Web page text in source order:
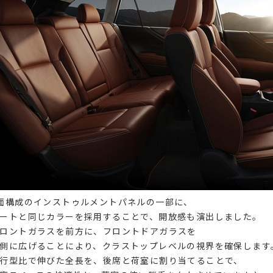
構成のインストゥルメントパネルの一部に、
トと同じカラーを採用することで、開放感も演出しました。
ントガラスを前方に、フロントドアガラスを
に広げることにより、クラストップレベルの視界を確保します
型比で伸びた全長を、後席と荷室に割り当てることで、